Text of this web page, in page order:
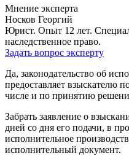
Мнение эксперта
Носков Георгий
Юрист. Опыт 12 лет.
наследственное право.
Задать вопрос эксперту
Да, законодательство об
предоставляет взыскателю
числе и по принятию
Забрать заявление о
дней со дня его подачи, в
исполнительное
исполнительный документ.